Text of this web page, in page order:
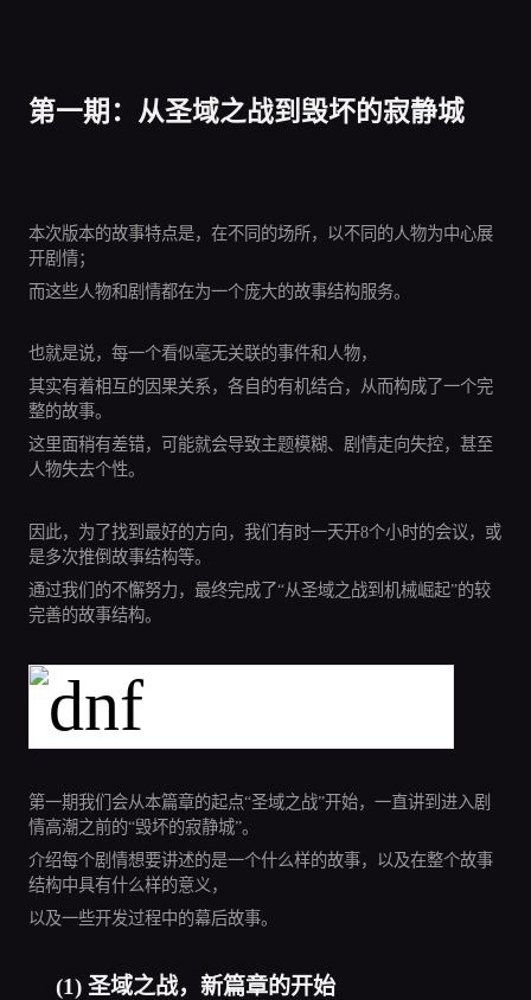
第一期：从圣域之战到毁坏的寂静城
本次版本的故事特点是，在不同的场所，以不同的人物为中心展
开剧情；
而这些人物和剧情都在为一个庞大的故事结构服务。
也就是说，每一个看似毫无关联的事件和人物，
其实有着相互的因果关系，各自的有机结合，从而构成了一个完
整的故事。
这里面稍有差错，可能就会导致主题模糊、剧情走向失控，甚至
人物失去个性。
因此，为了找到最好的方向，我们有时一天开8个小时的会议，或
是多次推倒故事结构等。
通过我们的不懈努力，最终完成了“从圣域之战到机械崛起”的较
完善的故事结构。
第一期我们会从本篇章的起点“圣域之战”开始，一直讲到进入剧
情高潮之前的“毁坏的寂静城”。
介绍每个剧情想要讲述的是一个什么样的故事，以及在整个故事
结构中具有什么样的意义，
以及一些开发过程中的幕后故事。
(1) 圣域之战，新篇章的开始